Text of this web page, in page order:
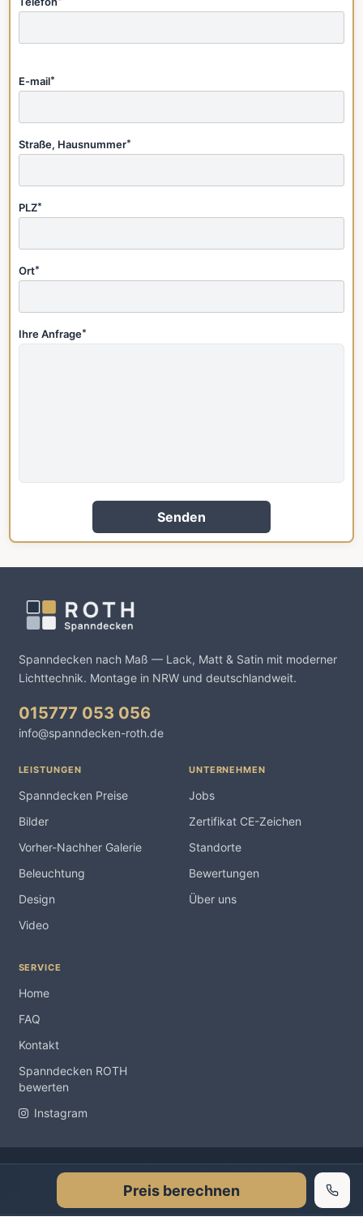
E-mail*
Straße, Hausnummer*
PLZ*
Ort*
Ihre Anfrage*
Senden
Spanndecken nach Maß — Lack, Matt & Satin mit moderner
Lichttechnik. Montage in NRW und deutschlandweit.
015777 053 056
info@spanndecken-roth.de
LEISTUNGEN
Spanndecken Preise
Bilder
Vorher-Nachher Galerie
Beleuchtung
Design
Video
UNTERNEHMEN
Jobs
Zertifikat CE-Zeichen
Standorte
Bewertungen
Über uns
SERVICE
Home
FAQ
Kontakt
Spanndecken ROTH
bewerten
Instagram
Copyright Spanndecken ROTH ® 2012-2026 |Impressum|
DatenschutzerklärungPreis berechnen